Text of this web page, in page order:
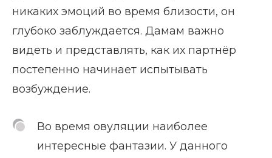
никаких эмоций во время близости, он
глубоко заблуждается. Дамам важно
видеть и представлять, как их партнёр
постепенно начинает испытывать
возбуждение.
Во время овуляции наиболее
интересные фантазии. У данного